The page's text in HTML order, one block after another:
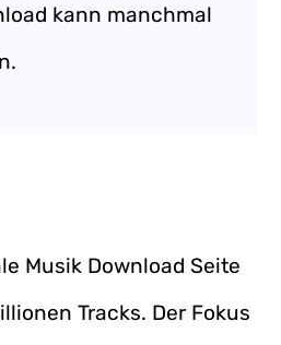
kann manchmal
Musik Download Seite
Tracks. Der Fokus